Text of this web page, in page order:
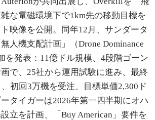
な電磁環境下で1km先の移動目標を
映像を公開。同年12月、サンダータ
人機支配計画」（Drone Dominance
を発表：11億ドル規模、4段階ゴーン
で、25社から運用試験に進み、最終
初回3万機を受注、目標単価2,300ド
タイガーは2026年第一四半期にオハ
立を計画、「Buy American」要件を